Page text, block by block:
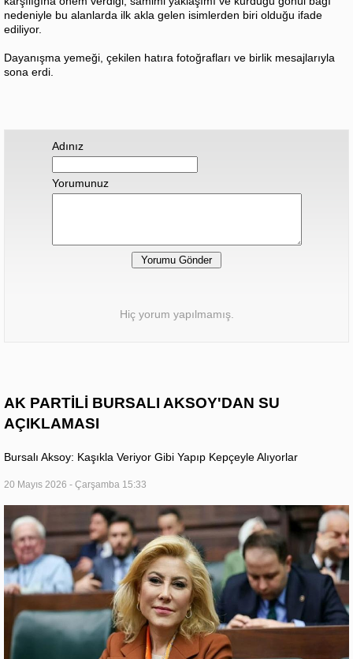
nedeniyle bu alanlarda ilk akla gelen isimlerden biri olduğu ifade
ediliyor.
Dayanışma yemeği, çekilen hatıra fotoğrafları ve birlik mesajlarıyla
sona erdi.
Adınız
Yorumunuz
Hiç yorum yapılmamış.
AK PARTİLİ BURSALI AKSOY'DAN SU
AÇIKLAMASI
Bursalı Aksoy: Kaşıkla Veriyor Gibi Yapıp Kepçeyle Alıyorlar
20 Mayıs 2026 - Çarşamba 15:33